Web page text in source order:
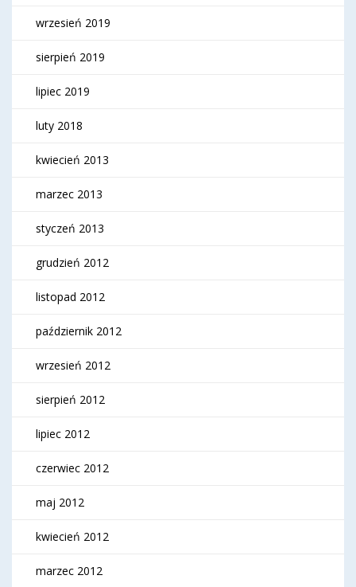
wrzesień 2019
sierpień 2019
lipiec 2019
luty 2018
kwiecień 2013
marzec 2013
styczeń 2013
grudzień 2012
listopad 2012
październik 2012
wrzesień 2012
sierpień 2012
lipiec 2012
czerwiec 2012
maj 2012
kwiecień 2012
marzec 2012